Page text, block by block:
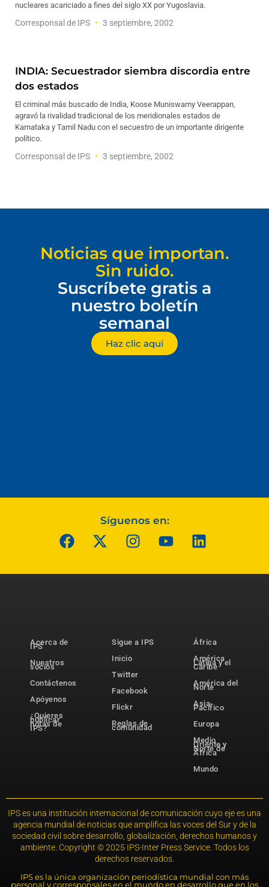
nucleares acariciado a fines del siglo XX por Yugoslavia.
Corresponsal de IPS 3 septiembre, 2002
INDIA: Secuestrador siembra discordia entre
dos estados
El criminal más buscado de India, Koose Muniswamy Veerappan,
agravó la rivalidad tradicional de los meridionales estados de
Karnataka y Tamil Nadu con el secuestro de un importante dirigente
político.
Corresponsal de IPS 3 septiembre, 2002
Noticias que importan.
Sin ruido.
Suscríbete gratis a
nuestro boletín
semanal
Haz clic aquí
Síguenos en:
Acerca de
IPS
Nuestros
socios
Contáctenos
Apóyenos
¿Quieres
publicar
notas de
IPS?
Sigue a IPS
Inicio
Twitter
Facebook
Flickr
Reglas de
comunidad
África
América
Latina y el
Caribe
América del
Norte
Asia-
Pacífico
Europa
Medio
Oriente y
Norte de
África
Mundo
IPS es una institución internacional de comunicación cuyo eje es una
agencia mundial de noticias que amplifica las voces del Sur y de la
sociedad civil sobre desarrollo, globalización, derechos humanos y
ambiente. Copyright © 2025 IPS-Inter Press Service. Todos los
derechos reservados.
IPS es la única organización periodística mundial con más
personal y corresponsales en el mundo en desarrollo que en los